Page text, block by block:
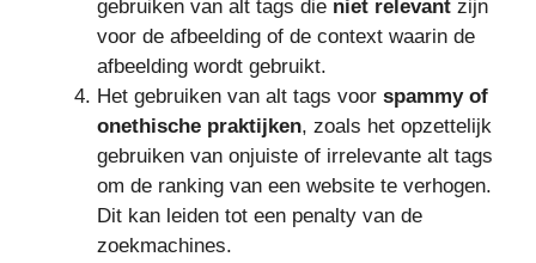
gebruiken van alt tags die niet relevant zijn
voor de afbeelding of de context waarin de
afbeelding wordt gebruikt.
Het gebruiken van alt tags voor spammy of
onethische praktijken, zoals het opzettelijk
gebruiken van onjuiste of irrelevante alt tags
om de ranking van een website te verhogen.
Dit kan leiden tot een penalty van de
zoekmachines.